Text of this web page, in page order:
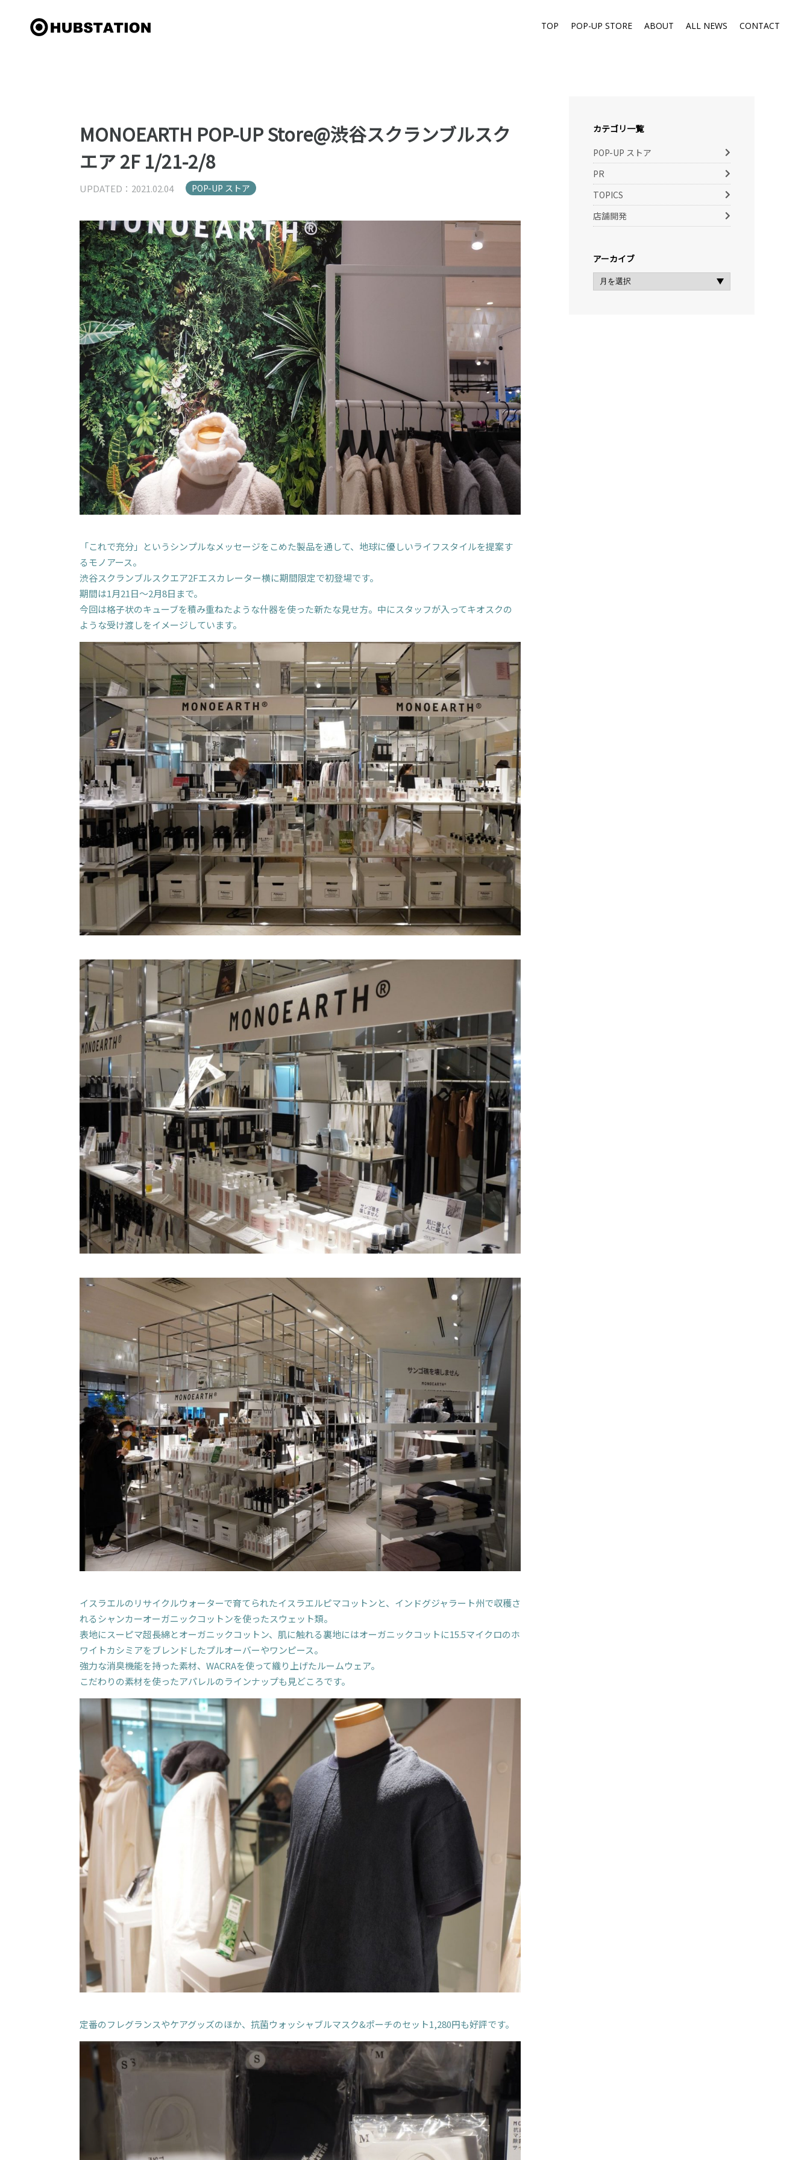
TOP POP-UP STORE ABOUT ALL NEWS CONTACT
MONOEARTH POP-UP Store@渋谷スクランブルスク
エア 2F 1/21-2/8
UPDATED：2021.02.04 POP-UP ストア
「これで充分」というシンプルなメッセージをこめた製品を通して、地球に優しいライフスタイルを提案す
るモノアース。
渋谷スクランブルスクエア2Fエスカレーター横に期間限定で初登場です。
期間は1月21日～2月8日まで。
今回は格子状のキューブを積み重ねたような什器を使った新たな見せ方。中にスタッフが入ってキオスクの
ような受け渡しをイメージしています。
イスラエルのリサイクルウォーターで育てられたイスラエルピマコットンと、インドグジャラート州で収穫さ
れるシャンカーオーガニックコットンを使ったスウェット類。
表地にスーピマ超長綿とオーガニックコットン、肌に触れる裏地にはオーガニックコットに15.5マイクロのホ
ワイトカシミアをブレンドしたプルオーバーやワンピース。
強力な消臭機能を持った素材、WACRAを使って織り上げたルームウェア。
こだわりの素材を使ったアパレルのラインナップも見どころです。
定番のフレグランスやケアグッズのほか、抗菌ウォッシャブルマスク&ポーチのセット1,280円も好評です。
カテゴリ一覧
POP-UP ストア
PR
TOPICS
店舗開発
アーカイブ